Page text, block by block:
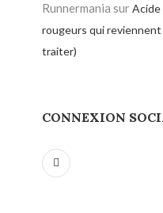
Runnermania surAcide
rougeurs qui
traiter)
CONNEXION